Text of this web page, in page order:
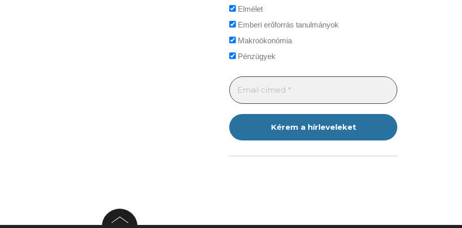
Elmélet
Emberi erőforrás tanulmányok
Makroökonómia
Pénzügyek